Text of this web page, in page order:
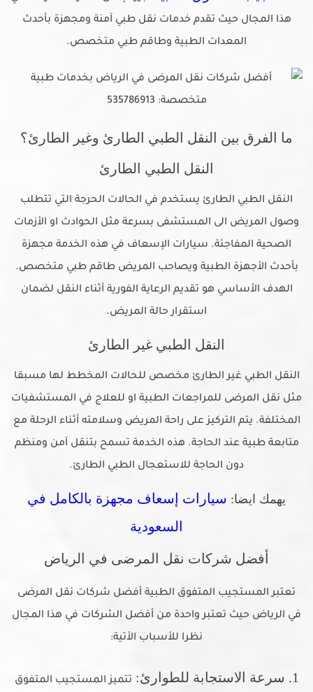
هذا المجال حيث تقدم خدمات نقل طبي آمنة ومجهزة بأحدث
المعدات الطبية وطاقم طبي متخصص.
ما الفرق بين النقل الطبي الطارئ وغير الطارئ؟
النقل الطبي الطارئ
النقل الطبي الطارئ يستخدم في الحالات الحرجة التي تتطلب
وصول المريض الى المستشفى بسرعة مثل الحوادث او الأزمات
الصحية المفاجئة. سيارات الإسعاف في هذه الخدمة مجهزة
بأحدث الأجهزة الطبية ويصاحب المريض طاقم طبي متخصص.
الهدف الأساسي هو تقديم الرعاية الفورية أثناء النقل لضمان
استقرار حالة المريض.
النقل الطبي غير الطارئ
النقل الطبي غير الطارئ مخصص للحالات المخطط لها مسبقا
مثل نقل المرضى للمراجعات الطبية او للعلاج في المستشفيات
المختلفة. يتم التركيز على راحة المريض وسلامته أثناء الرحلة مع
متابعة طبية عند الحاجة. هذه الخدمة تسمح بتنقل آمن ومنظم
دون الحاجة للاستعجال الطبي الطارئ.
يهمك ايضا: سيارات إسعاف مجهزة بالكامل في
السعودية
أفضل شركات نقل المرضى في الرياض
تعتبر المستجيب المتفوق الطبية أفضل شركات نقل المرضى
في الرياض حيث تعتبر واحدة من أفضل الشركات في هذا المجال
نظرا للأسباب الأتية:
1. سرعة الاستجابة للطوارئ: تتميز المستجيب المتفوق